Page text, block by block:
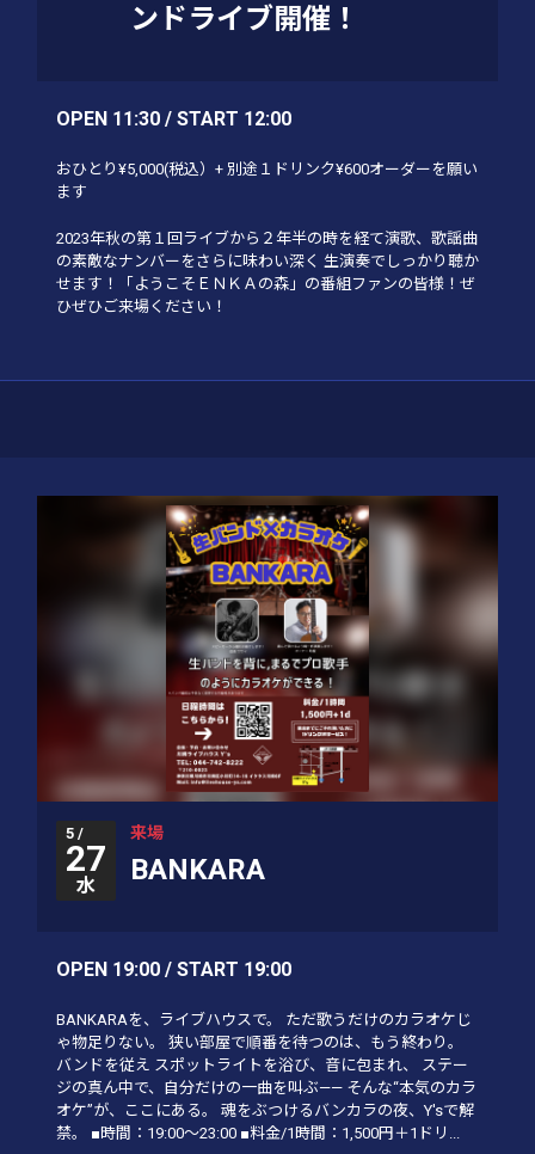
ンドライブ開催！
OPEN 11:30 / START 12:00
おひとり¥5,000(税込）+ 別途１ドリンク¥600オーダーを願い
ます
2023年秋の第１回ライブから２年半の時を経て演歌、歌謡曲
の素敵なナンバーをさらに味わい深く 生演奏でしっかり聴か
せます！「ようこそＥＮＫＡの森」の番組ファンの皆様！ぜ
ひぜひご来場ください！
5 /
27
水
来場
BANKARA
OPEN 19:00 / START 19:00
BANKARAを、ライブハウスで。 ただ歌うだけのカラオケじ
ゃ物足りない。 狭い部屋で順番を待つのは、もう終わり。
バンドを従え スポットライトを浴び、音に包まれ、 ステー
ジの真ん中で、自分だけの一曲を叫ぶ—— そんな“本気のカラ
オケ”が、ここにある。 魂をぶつけるバンカラの夜、Y'sで解
禁。 ■時間：19:00〜23:00 ■料金/1時間：1,500円＋1ドリ...